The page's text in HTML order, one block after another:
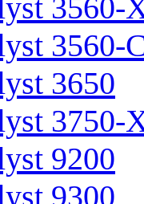
3560-
3560-
3650
3750-
9200
9300